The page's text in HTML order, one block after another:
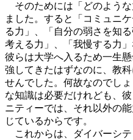
そのためには「どのよう
ました。すると「コミュニ
る力」、「自分の弱さを知
考える力」、「我慢する力
彼らは大学へ入るため一生
強してきたはずなのに、教
せんでした。何故なのでし
な知識は必要だけれども、
ニティーでは、それ以外の
じているからです。
これからは、ダイバーシ